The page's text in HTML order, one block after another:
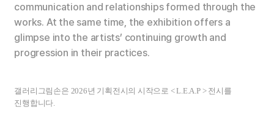
communication and relationships formed through the
works. At the same time, the exhibition offers a
glimpse into the artists’ continuing growth and
progression in their practices.
갤러리그림손은 2026년 기획전시의 시작으로 < L.E.A.P > 전시를
진행합니다.